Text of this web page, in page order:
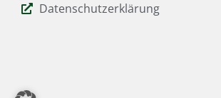
Datenschutzerklärung